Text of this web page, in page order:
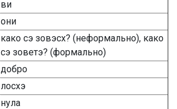
ви
они
како сэ зовэсх? (неформально), како
сэ зоветэ? (формально)
добро
лосхэ
нула